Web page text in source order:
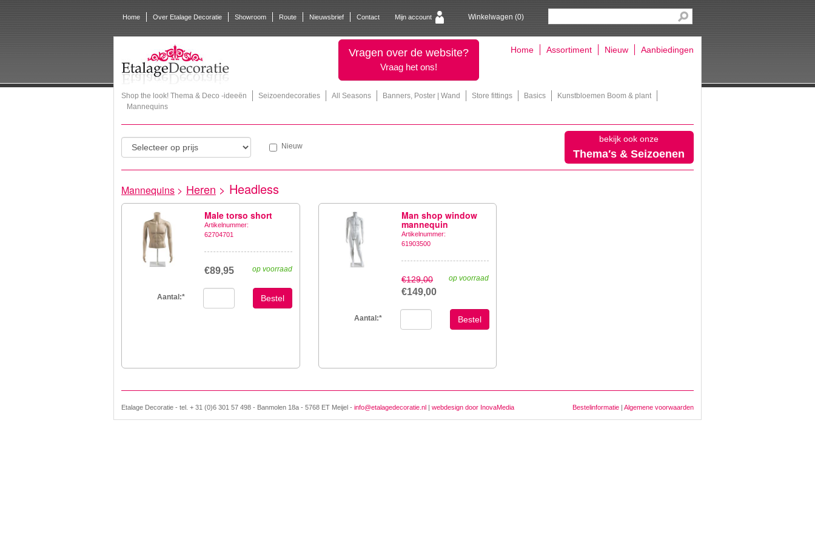
Home Over Etalage Decoratie Showroom Route Nieuwsbrief Contact Winkelwagen (0)
Mijn account
Vragen over de website?
Vraag het ons!
Home Assortiment Nieuw Aanbiedingen
Shop the look! Thema & Deco -ideeën Seizoendecoraties All Seasons Banners, Poster | Wand Store fittings Basics
Kunstbloemen Boom & plant
Mannequins
Nieuw
bekijk ook onze
Thema′s & Seizoenen
Mannequins > Heren > Headless
Male torso short
Artikelnummer:
62704701
op voorraad
€89,95
Aantal:* Bestel
Man shop window
mannequin
Artikelnummer:
61903500
op voorraad
€129,00
€149,00
Aantal:* Bestel
Etalage Decoratie - tel. + 31 (0)6 301 57 498 - Banmolen 18a - 5768 ET Meijel - info@etalagedecoratie.nl | webdesign door InovaMedia Bestelinformatie | Algemene voorwaarden